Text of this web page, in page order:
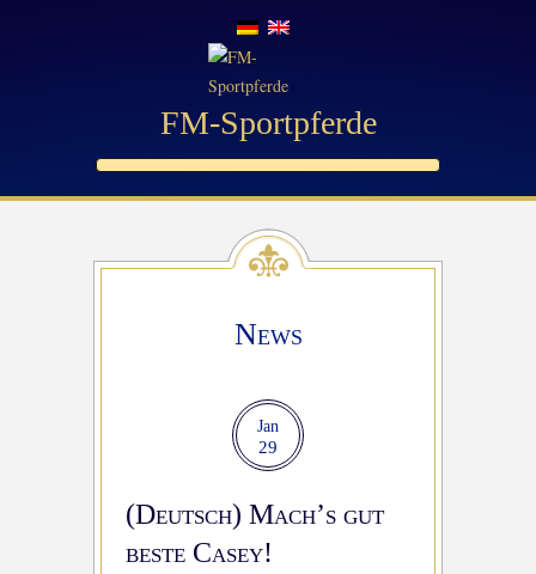
FM-Sportpferde
News
Jan
29
(Deutsch) Mach’s gut
beste Casey!